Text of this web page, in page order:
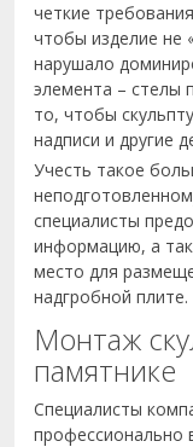
четкие
чтобы изделие не
нарушало
элемента – стелы
то, чтобы
надписи и другие
Учесть такое
специалисты
информацию, а
место для
надгробной плите.
Монтаж
памятнике
Специалисты
профессионально